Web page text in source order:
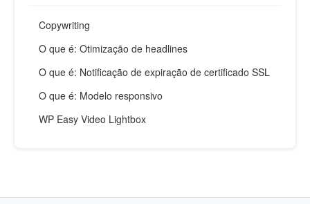
Copywriting
O que é: Otimização de headlines
O que é: Notificação de expiração de certificado SSL
O que é: Modelo responsivo
WP Easy Video Lightbox